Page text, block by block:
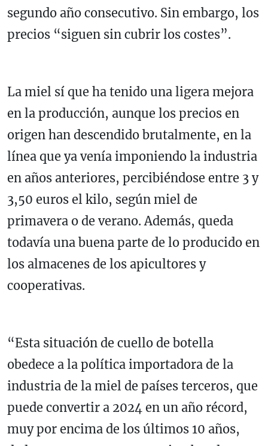
segundo año consecutivo. Sin embargo, los
precios “siguen sin cubrir los costes”.
La miel sí que ha tenido una ligera mejora
en la producción, aunque los precios en
origen han descendido brutalmente, en la
línea que ya venía imponiendo la industria
en años anteriores, percibiéndose entre 3 y
3,50 euros el kilo, según miel de
primavera o de verano. Además, queda
todavía una buena parte de lo producido en
los almacenes de los apicultores y
cooperativas.
“Esta situación de cuello de botella
obedece a la política importadora de la
industria de la miel de países terceros, que
puede convertir a 2024 en un año récord,
muy por encima de los últimos 10 años,